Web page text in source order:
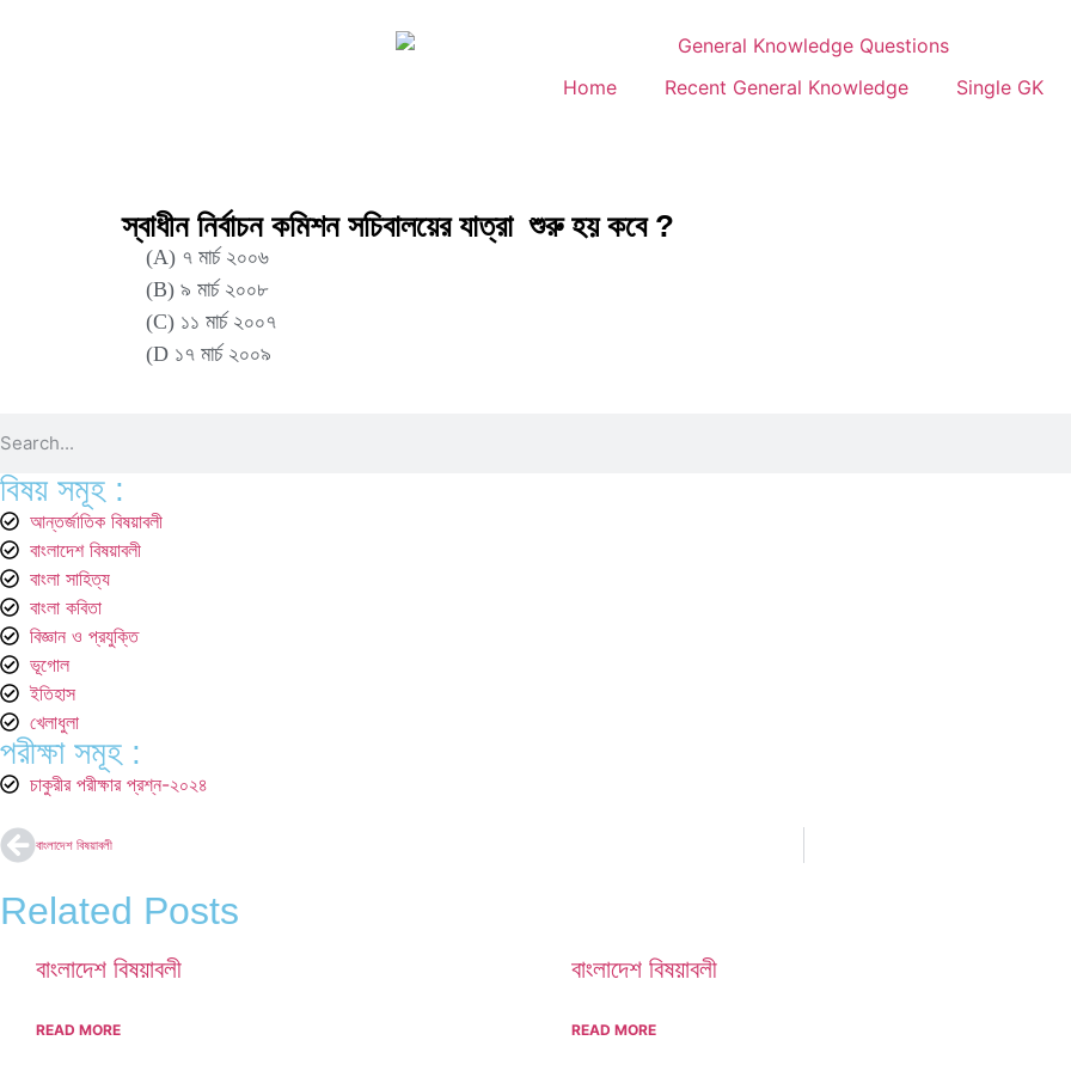
Home Recent General Knowledge Single GK
স্বাধীন নির্বাচন কমিশন সচিবালয়ের যাত্রা ‍ শুরু হয় কবে ?
(A) ৭ মার্চ ২০০৬
(B) ৯ মার্চ ২০০৮
(C) ১১ মার্চ ২০০৭
(D ১৭ মার্চ ২০০৯
বিষয় সমূহ :
আন্তর্জাতিক বিষয়াবলী
বাংলাদেশ বিষয়াবলী
বাংলা সাহিত্য
বাংলা কবিতা
বিজ্ঞান ও প্রযুক্তি
ভূগোল
ইতিহাস
খেলাধুলা
পরীক্ষা সমূহ :
চাকুরীর পরীক্ষার প্রশ্ন-২০২৪
বাংলাদেশ বিষয়াবলী
Related Posts
বাংলাদেশ বিষয়াবলী
READ MORE
বাংলাদেশ বিষয়াবলী
READ MORE